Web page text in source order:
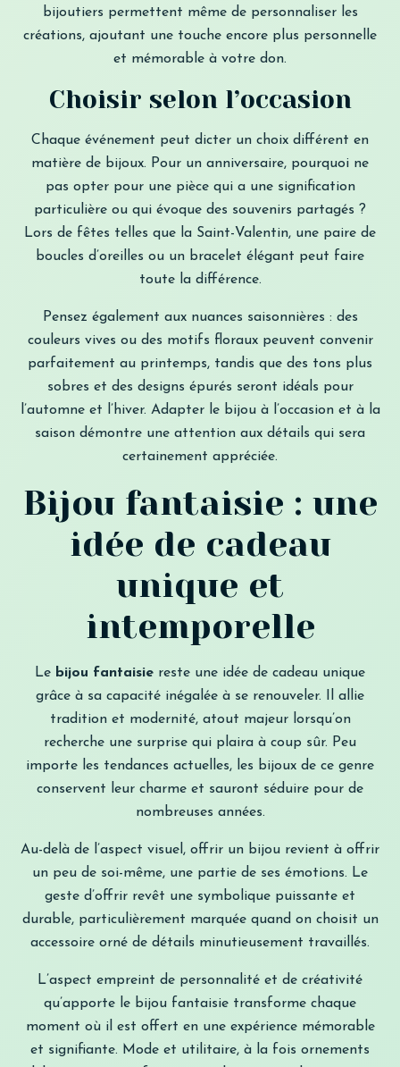
bijoutiers permettent même de personnaliser les
créations, ajoutant une touche encore plus personnelle
et mémorable à votre don.
Choisir selon l’occasion
Chaque événement peut dicter un choix différent en
matière de bijoux. Pour un anniversaire, pourquoi ne
pas opter pour une pièce qui a une signification
particulière ou qui évoque des souvenirs partagés ?
Lors de fêtes telles que la Saint-Valentin, une paire de
boucles d’oreilles ou un bracelet élégant peut faire
toute la différence.
Pensez également aux nuances saisonnières : des
couleurs vives ou des motifs floraux peuvent convenir
parfaitement au printemps, tandis que des tons plus
sobres et des designs épurés seront idéals pour
l’automne et l’hiver. Adapter le bijou à l’occasion et à la
saison démontre une attention aux détails qui sera
certainement appréciée.
Bijou fantaisie : une
idée de cadeau
unique et
intemporelle
Le bijou fantaisie reste une idée de cadeau unique
grâce à sa capacité inégalée à se renouveler. Il allie
tradition et modernité, atout majeur lorsqu’on
recherche une surprise qui plaira à coup sûr. Peu
importe les tendances actuelles, les bijoux de ce genre
conservent leur charme et sauront séduire pour de
nombreuses années.
Au-delà de l’aspect visuel, offrir un bijou revient à offrir
un peu de soi-même, une partie de ses émotions. Le
geste d’offrir revêt une symbolique puissante et
durable, particulièrement marquée quand on choisit un
accessoire orné de détails minutieusement travaillés.
L’aspect empreint de personnalité et de créativité
qu’apporte le bijou fantaisie transforme chaque
moment où il est offert en une expérience mémorable
et signifiante. Mode et utilitaire, à la fois ornements